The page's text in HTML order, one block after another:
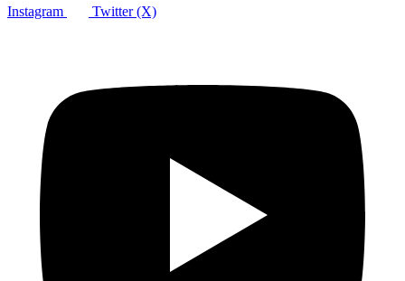
Instagram Twitter (X)